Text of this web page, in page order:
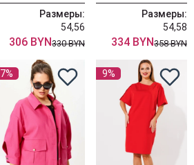
Размеры:
54,56
306 BYN330 BYN
Размеры:
54,58
334 BYN358 BYN
7% 9%